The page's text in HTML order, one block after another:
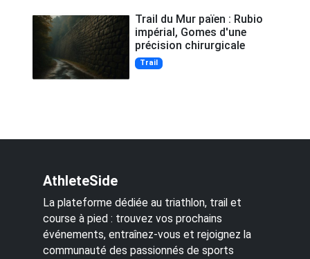
Trail du Mur païen : Rubio
impérial, Gomes d'une
précision chirurgicale
Trail
AthleteSide
La plateforme dédiée au triathlon, trail et
course à pied : trouvez vos prochains
événements, entraînez-vous et rejoignez la
communauté des passionnés de sports